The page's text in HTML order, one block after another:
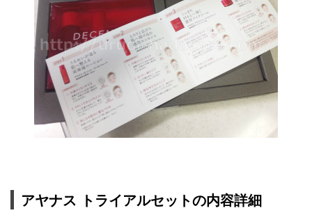
アヤナス トライアルセットの内容詳細